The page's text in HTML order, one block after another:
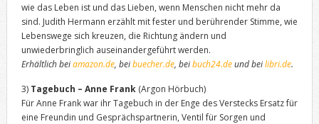
wie das Leben ist und das Lieben, wenn Menschen nicht mehr da
sind. Judith Hermann erzählt mit fester und berührender Stimme, wie
Lebenswege sich kreuzen, die Richtung ändern und
unwiederbringlich auseinandergeführt werden.
Erhältlich beiamazon.de, beibuecher.de, beibuch24.deund beilibri.de.
3)Tagebuch – Anne Frank(Argon Hörbuch)
Für Anne Frank war ihr Tagebuch in der Enge des Verstecks Ersatz für
eine Freundin und Gesprächspartnerin, Ventil für Sorgen und